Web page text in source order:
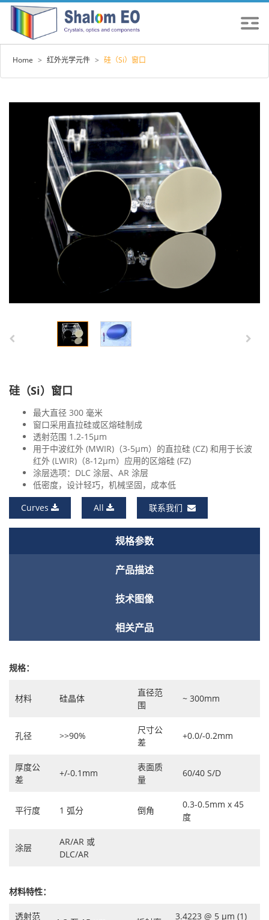
Home > 红外光学元件 > 硅（Si）窗口
硅（Si）窗口
最大直径 300 毫米
窗口采用直拉硅或区熔硅制成
透射范围 1.2-15μm
用于中波红外 (MWIR)（3-5μm）的直拉硅 (CZ) 和用于长波
红外 (LWIR)（8-12μm）应用的区熔硅 (FZ)
涂层选项：DLC 涂层、AR 涂层
低密度，设计轻巧，机械坚固，成本低
Curves
All 联系我们
规格参数
产品描述
技术图像
相关产品
规格：
材料 硅晶体
直径范
围
~ 300mm
孔径 >>90%
尺寸公
差
+0.0/-0.2mm
厚度公
差
+/-0.1mm
表面质
量
60/40 S/D
平行度 1 弧分 倒角
0.3-0.5mm x 45
度
涂层
AR/AR 或
DLC/AR
材料特性：
透射范
3.4223 @ 5 μm (1)